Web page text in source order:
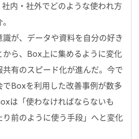
内・社外でどのような使われ方
が、データや資料を自分の好き
から、Box上に集めるように変化
有のスピード化が進んだ。今で
でBoxを利用した改善事例が数多
は「使わなければならないも
り前のように使う手段」へと変化